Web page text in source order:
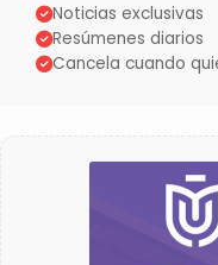
Noticias exclusivas
Resúmenes diarios
Cancela cuando